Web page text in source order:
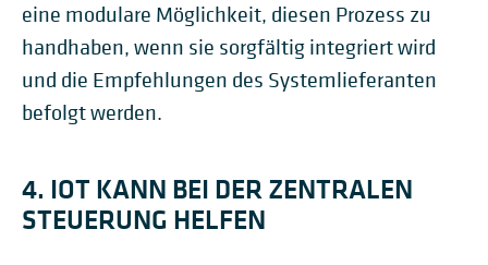
eine modulare Möglichkeit, diesen Prozess zu
handhaben, wenn sie sorgfältig integriert wird
und die Empfehlungen des Systemlieferanten
befolgt werden.
4. IOT KANN BEI DER ZENTRALEN
STEUERUNG HELFEN